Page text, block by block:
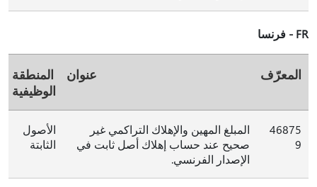
FR - فرنسا
المعرّف عنوان
المنطقة
الوظيفية
46875
9
المبلغ المهين والإهلاك التراكمي غير
صحيح عند حساب إهلاك أصل ثابت في
الإصدار الفرنسي.
الأصول
الثابتة